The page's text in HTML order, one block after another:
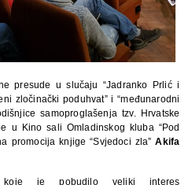
presude u slučaju “Jadranko Prlić i
zločinački poduhvat” i “međunarodni
samoproglašenja tzv. Hrvatske
u Kino sali Omladinskog kluba “Pod
promocija knjige “Svjedoci zla”Akifa
koje je pobudilo veliki interes